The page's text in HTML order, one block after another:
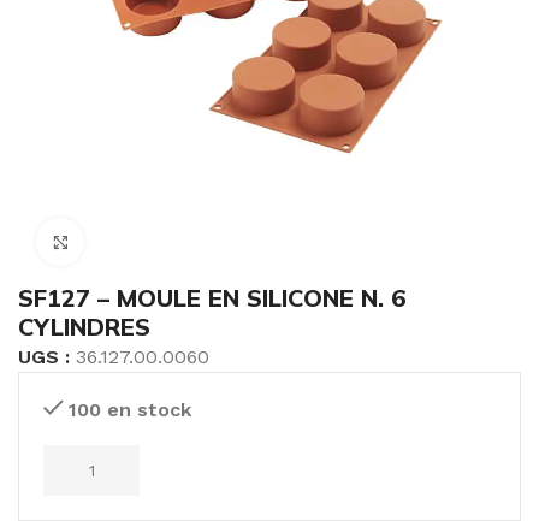
SF127 – MOULE EN SILICONE N. 6
CYLINDRES
UGS : 36.127.00.0060
100 en stock